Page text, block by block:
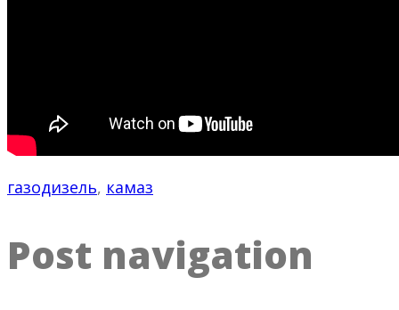
газодизель, камаз
Post navigation